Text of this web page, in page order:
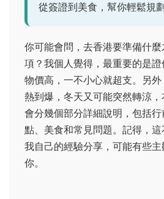
從簽證到美食，幫你輕鬆規劃
你可能會問，去香港要準備什
項？我個人覺得，最重要的是
物價高，一不小心就超支。另
熱到爆，冬天又可能突然轉涼
會分幾個部分詳細說明，包括
點、美食和常見問題。記得，
我自己的經驗分享，可能有些
你。